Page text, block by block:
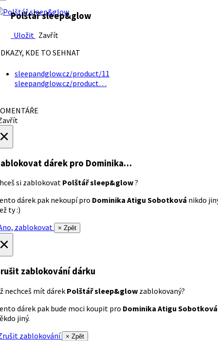
Polštář sleep&glow
Uložit Zavřít
KDE TO SEHNAT
sleepandglow.cz/product/11
sleepandglow.cz/product…
dárek pro Dominika…
si zablokovat Polštář sleep&glow?
dárek pak nekoupí pro Dominika Atigu Sobotková nikdo
ty :)
zablokovat
× Zpět
zablokování dárku
nechceš mít dárek Polštář sleep&glow zablokovaný?
dárek pak bude moci koupit pro Dominika Atigu Sobotková
jiný.
zablokování
× Zpět